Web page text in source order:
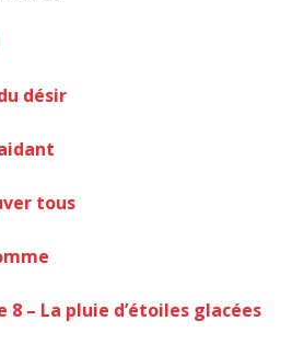
désir
tous
– La pluie d’étoiles glacées